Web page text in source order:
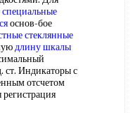
основ-бое
стеклянные
длину шкалы
ст. Индикаторы с
отсчетом
регистрация